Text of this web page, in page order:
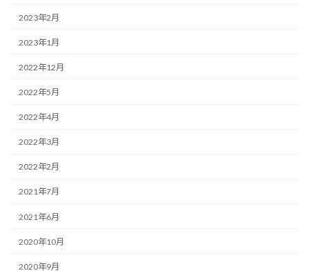
2023年2月
2023年1月
2022年12月
2022年5月
2022年4月
2022年3月
2022年2月
2021年7月
2021年6月
2020年10月
2020年9月